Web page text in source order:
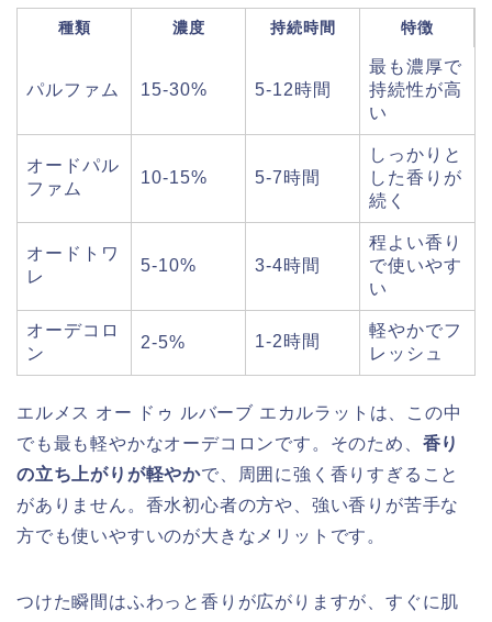
種類 濃度 持続時間 特徴
パルファム 15-30% 5-12時間
最も濃厚で
持続性が高
い
オードパル
ファム
10-15% 5-7時間
しっかりと
した香りが
続く
オードトワ
レ
5-10% 3-4時間
程よい香り
で使いやす
い
オーデコロ
ン
2-5% 1-2時間
軽やかでフ
レッシュ
エルメス オー ドゥ ルバーブ エカルラットは、この中
でも最も軽やかなオーデコロンです。そのため、 香り
の立ち上がりが軽やかで、周囲に強く香りすぎること
がありません。香水初心者の方や、強い香りが苦手な
方でも使いやすいのが大きなメリットです。
つけた瞬間はふわっと香りが広がりますが、すぐに肌